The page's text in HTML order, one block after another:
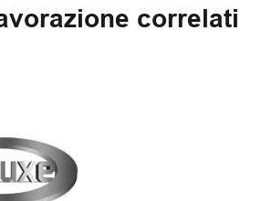
correlati